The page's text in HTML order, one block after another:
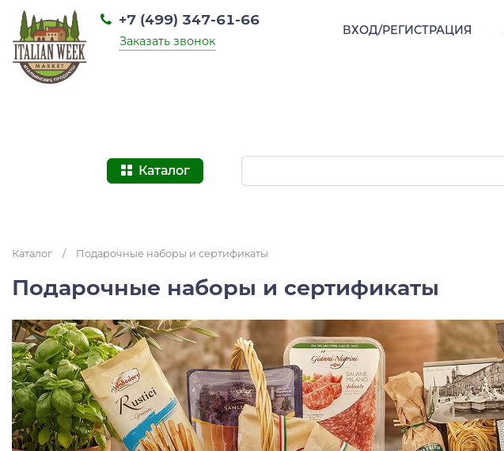
+7 (499) 347-61-66
Заказать звонок
ВХОД/РЕГИСТРАЦИЯ
Каталог
Каталог / Подарочные наборы и сертификаты
Подарочные наборы и сертификаты